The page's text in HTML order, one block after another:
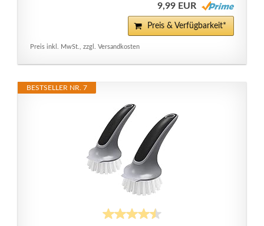
9,99 EUR
Preis & Verfügbarkeit*
Preis inkl. MwSt., zzgl. Versandkosten
BESTSELLER NR. 7